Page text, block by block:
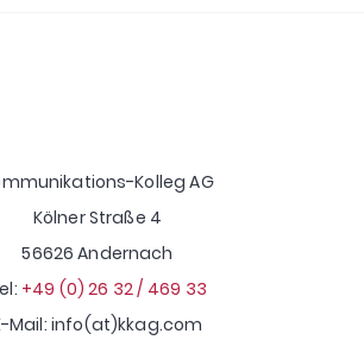
Kolleg AG
Kölner Straße 4
56626 Andernach
+49 (0) 26 32 / 469 33
Mail: info(at)kkag.com